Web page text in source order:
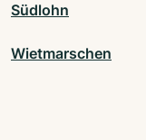
Südlohn
Wietmarschen